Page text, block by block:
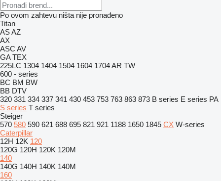
Po ovom zahtevu ništa nije pronađeno
Titan
ASAZ
AX
ASC AV
GA TEX
225LC 1304 1404 1504 1604 1704AR TW
600 - series
BC BM BW
BB DTV
320 331 334 337 341 430 453 753 763 863 873 B series E series PA
S series T series
Steiger
570 580 590 621 688 695 821 921 1188 1650 1845 CX W-series
Caterpillar
12H 12K 120
120G 120H 120K 120M
140
140G 140H 140K 140M
160